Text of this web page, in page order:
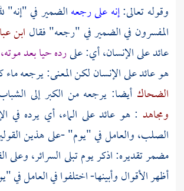
وقوله تعالى:إنه على رجعهالضمير في "إنه"
المفسرون في الضمير في "رجعه" فقال ابن
عائد على الإنسان، أي: علىرده حيا بعد موته،
هو عائد على الإنسان لكن المعنى: يرجعه ماء
الضحاك أيضا: يرجعه من الكبر إلى
ومجاهد : هو عائد على الماء، أي يرده في
الصلب، والعامل في "يوم" -على هذين
مضمر تقديره: اذكر يوم تبلى السرائر، وعلى
أظهر الأقوال وأبينها- اختلفوا في العامل